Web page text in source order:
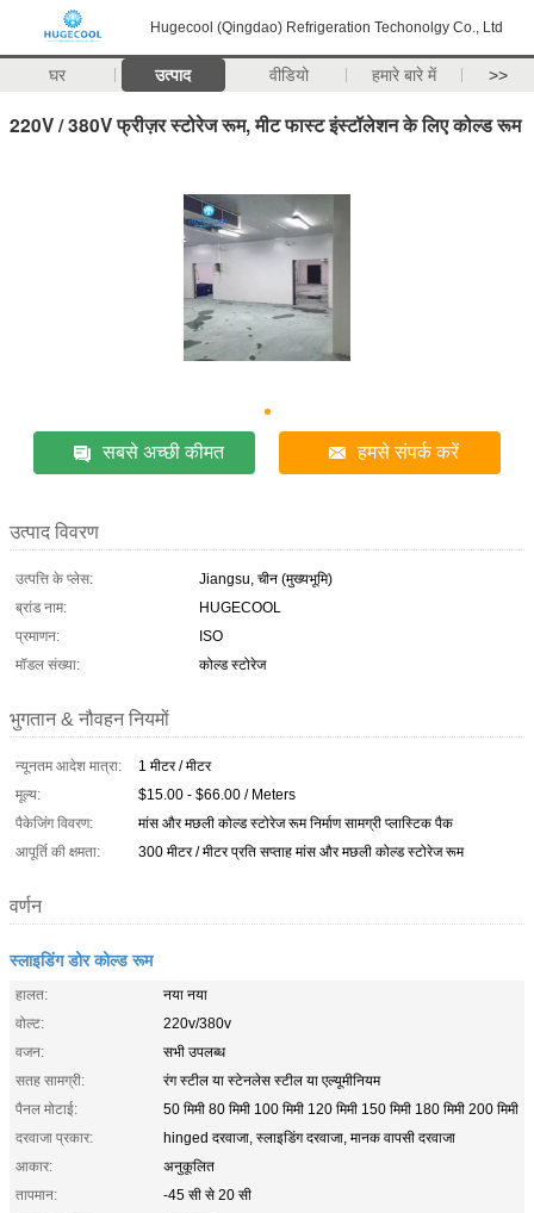
Hugecool (Qingdao) Refrigeration Techonolgy Co., Ltd
घर उत्पाद वीडियो हमारे बारे में >>
220V / 380V फ्रीज़र स्टोरेज रूम, मीट फास्ट इंस्टॉलेशन के लिए कोल्ड रूम
सबसे अच्छी कीमत हमसे संपर्क करें
उत्पाद विवरण
उत्पत्ति के प्लेस:
Jiangsu, चीन (मुख्यभूमि)
ब्रांड नाम:
HUGECOOL
प्रमाणन:
ISO
मॉडल संख्या:
कोल्ड स्टोरेज
भुगतान & नौवहन नियमों
न्यूनतम आदेश मात्रा:
1 मीटर / मीटर
मूल्य:
$15.00 - $66.00 / Meters
पैकेजिंग विवरण:
मांस और मछली कोल्ड स्टोरेज रूम निर्माण सामग्री प्लास्टिक पैक
आपूर्ति की क्षमता:
300 मीटर / मीटर प्रति सप्ताह मांस और मछली कोल्ड स्टोरेज रूम
वर्णन
स्लाइडिंग डोर कोल्ड रूम
हालत:
नया नया
वोल्ट:
220v/380v
वजन:
सभी उपलब्ध
सतह सामग्री:
रंग स्टील या स्टेनलेस स्टील या एल्यूमीनियम
पैनल मोटाई:
50 मिमी 80 मिमी 100 मिमी 120 मिमी 150 मिमी 180 मिमी 200 मिमी
दरवाजा प्रकार:
hinged दरवाजा, स्लाइडिंग दरवाजा, मानक वापसी दरवाजा
आकार:
अनुकूलित
तापमान:
-45 सी से 20 सी